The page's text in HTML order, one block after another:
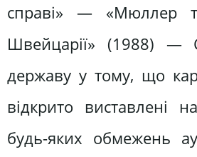
справі» — «Мюллер
Швейцарії» (1988) —
державу у тому, що
відкрито виставлені
будь-яких обмежень